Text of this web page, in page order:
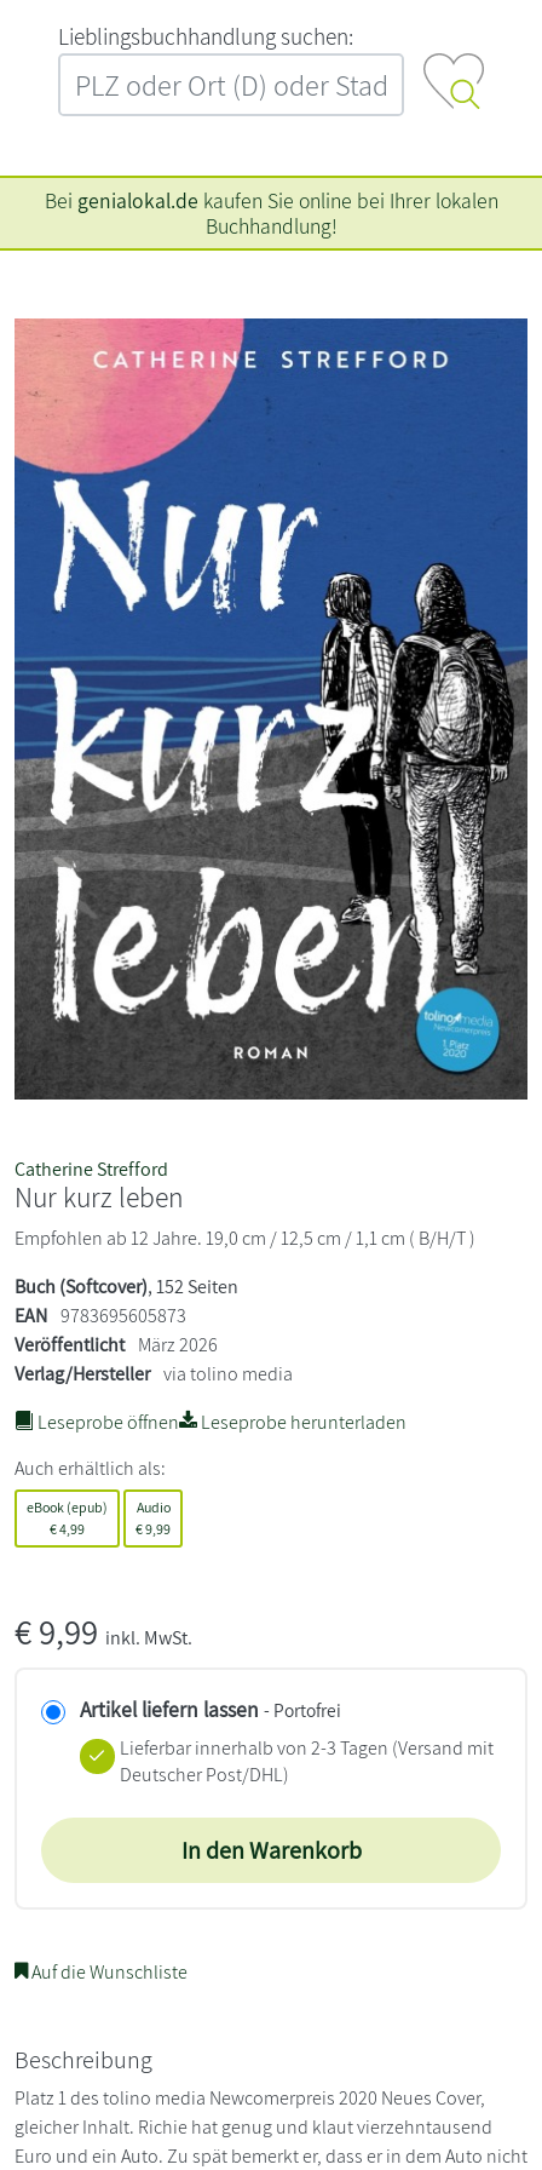
L‍i‍e‍b‍l‍i‍n‍g‍s‍b‍u‍c‍h‍h‍a‍n‍d‍l‍u‍n‍g‍ ‍s‍u‍c‍h‍e‍n‍:‍
Bei genialokal.de kaufen Sie online bei Ihrer lokalen
Buchhandlung!
Catherine Strefford
Nur kurz leben
Empfohlen ab 12 Jahre. 19,0 cm / 12,5 cm / 1,1 cm ( B/H/T )
Buch (Softcover), 152 Seiten
EAN 9783695605873
Veröffentlicht März 2026
Verlag/Hersteller via tolino media
Leseprobe öffnen
Leseprobe herunterladen
Auch erhältlich als:
eBook (epub)
€4,99
Audio
€9,99
€9,99 inkl. MwSt.
Artikel liefern lassen - Portofrei
Lieferbar innerhalb von 2-3 Tagen (Versand mit
Deutscher Post/DHL)
In den Warenkorb
Auf die Wunschliste
Beschreibung
Platz 1 des tolino media Newcomerpreis 2020 Neues Cover,
gleicher Inhalt. Richie hat genug und klaut vierzehntausend
Euro und ein Auto. Zu spät bemerkt er, dass er in dem Auto nicht